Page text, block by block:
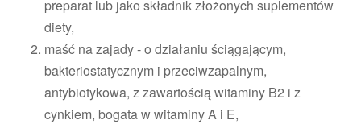
preparat lub jako składnik złożonych suplementów
diety,
maść na zajady - o działaniu ściągającym,
bakteriostatycznym i przeciwzapalnym,
antybiotykowa, z zawartością witaminy B2 i z
cynkiem, bogata w witaminy A i E,